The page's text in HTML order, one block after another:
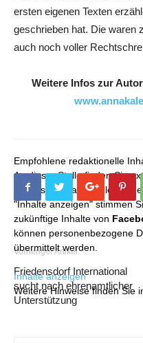
ersten eigenen Texten
geschrieben hat. Die waren
auch noch voller
Weitere Infos zur
Empfohlene redaktionelle
An dieser Stelle finden Sie
die unser redaktionelles
"Inhalte anzeigen" stimmen
zukünftige Inhalte von
können personenbezogene
übermittelt werden.
Inhalte anzeigen
Weitere Hinweise finden Sie
Vorheriger Artikel
Friedensdorf International
sucht nach ehrenamtlicher
Unterstützung